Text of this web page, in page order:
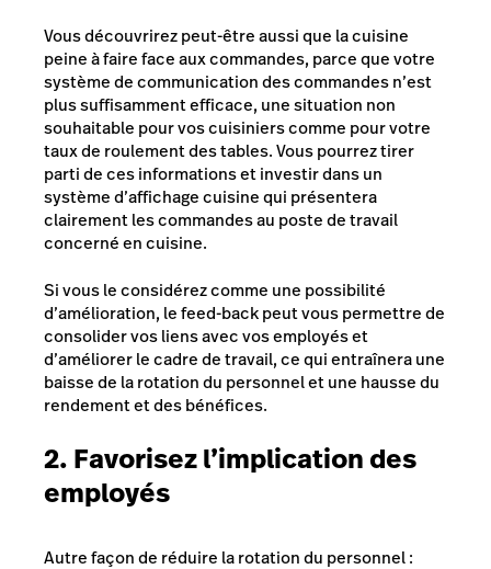
Vous découvrirez peut-être aussi que la cuisine
peine à faire face aux commandes, parce que votre
système de communication des commandes n’est
plus suffisamment efficace, une situation non
souhaitable pour vos cuisiniers comme pour votre
taux de roulement des tables. Vous pourrez tirer
parti de ces informations et investir dans un
système d’affichage cuisine qui présentera
clairement les commandes au poste de travail
concerné en cuisine.
Si vous le considérez comme une possibilité
d’amélioration, le feed-back peut vous permettre de
consolider vos liens avec vos employés et
d’améliorer le cadre de travail, ce qui entraînera une
baisse de la rotation du personnel et une hausse du
rendement et des bénéfices.
2. Favorisez l’implication des
employés
Autre façon de réduire la rotation du personnel :